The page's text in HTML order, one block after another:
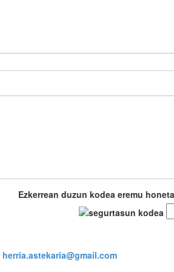
Ezkerrean duzun kodea eremu
herria.astekaria@gmail.com